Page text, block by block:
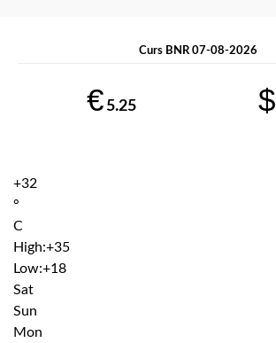
Curs BNR 07-08-2026
€ 5.25 $
+32
°
C
High:+35
Low:+18
Sat
Sun
Mon